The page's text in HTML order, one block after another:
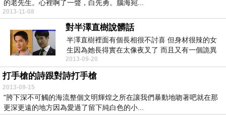
的老先生。心裡啊了一聲，白先勇。腦海宛...
2013-11-08
對半澤直樹說髒話
半澤直樹裡面有個長相很不討喜 但身材很辣的女
生因為她長得實在太像夜叉了 而且又有一個詭異
的藝名所以上...
2013-09-20
打手槍的詩跟對詩打手槍
2013-09-15
"胯下深不可觸的海流整個文明輝煌之所在讓我們暴動地吻著吧就在那
更深更遠的地方因為愛過了留下純白色的小...